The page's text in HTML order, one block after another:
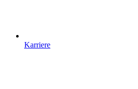
Karriere